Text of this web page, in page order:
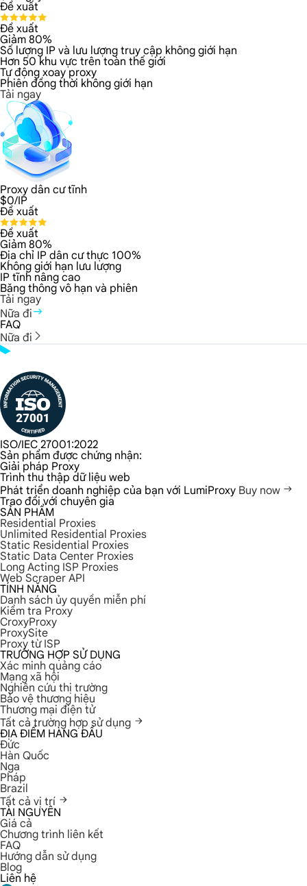
Đề xuất
Đề xuất
Giảm 80%
Số lượng IP và lưu lượng truy cập không giới hạn
Hơn 50 khu vực trên toàn thế giới
Tự động xoay proxy
Phiên đồng thời không giới hạn
Tải ngay
Proxy dân cư tĩnh
$0/IP
Đề xuất
Đề xuất
Giảm 80%
Địa chỉ IP dân cư thực 100%
Không giới hạn lưu lượng
IP tĩnh nâng cao
Băng thông vô hạn và phiên
Tải ngay
Nữa đi
FAQ
Nữa đi
ISO/IEC 27001:2022
Sản phẩm được chứng nhận:
Giải pháp Proxy
Trình thu thập dữ liệu web
Phát triển doanh nghiệp của bạn với LumiProxy Buy now
Trao đổi với chuyên gia
SẢN PHẨM
Residential Proxies
Unlimited Residential Proxies
Static Residential Proxies
Static Data Center Proxies
Long Acting ISP Proxies
Web Scraper API
TÍNH NĂNG
Danh sách ủy quyền miễn phí
Kiểm tra Proxy
CroxyProxy
ProxySite
Proxy từ ISP
TRƯỜNG HỢP SỬ DỤNG
Xác minh quảng cáo
Mạng xã hội
Nghiên cứu thị trường
Bảo vệ thương hiệu
Thương mại điện tử
Tất cả trường hợp sử dụng
ĐỊA ĐIỂM HÀNG ĐẦU
Đức
Hàn Quốc
Nga
Pháp
Brazil
Tất cả vị trí
TÀI NGUYÊN
Giá cả
Chương trình liên kết
FAQ
Hướng dẫn sử dụng
Blog
Liên hệ